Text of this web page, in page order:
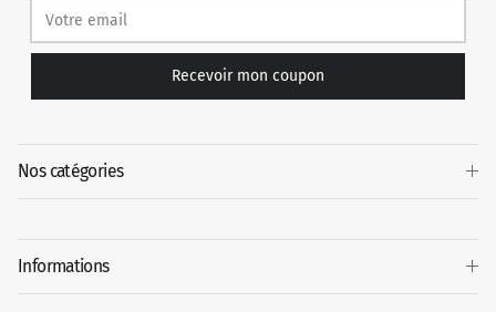
Recevoir mon coupon
Nos catégories
Informations